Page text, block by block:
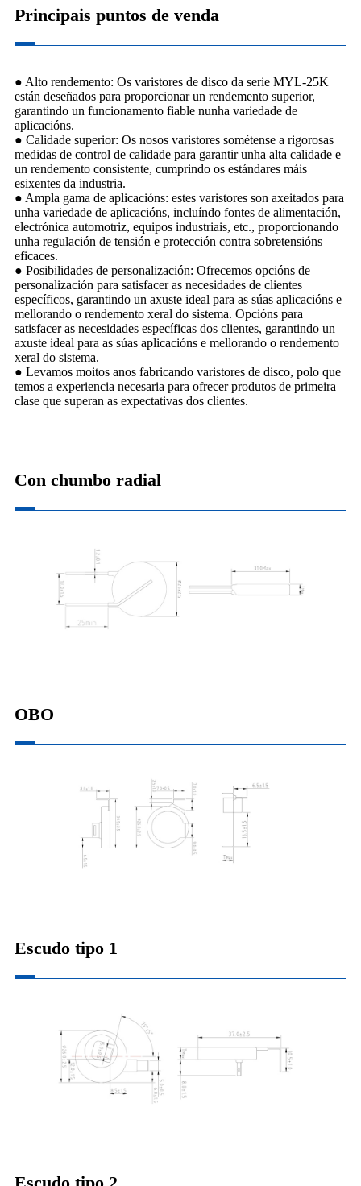
Principais puntos de venda
● Alto rendemento: Os varistores de disco da serie MYL-25K
están deseñados para proporcionar un rendemento superior,
garantindo un funcionamento fiable nunha variedade de
aplicacións.
● Calidade superior: Os nosos varistores sométense a rigorosas
medidas de control de calidade para garantir unha alta calidade e
un rendemento consistente, cumprindo os estándares máis
esixentes da industria.
● Ampla gama de aplicacións: estes varistores son axeitados para
unha variedade de aplicacións, incluíndo fontes de alimentación,
electrónica automotriz, equipos industriais, etc., proporcionando
unha regulación de tensión e protección contra sobretensións
eficaces.
● Posibilidades de personalización: Ofrecemos opcións de
personalización para satisfacer as necesidades de clientes
específicos, garantindo un axuste ideal para as súas aplicacións e
mellorando o rendemento xeral do sistema. Opcións para
satisfacer as necesidades específicas dos clientes, garantindo un
axuste ideal para as súas aplicacións e mellorando o rendemento
xeral do sistema.
● Levamos moitos anos fabricando varistores de disco, polo que
temos a experiencia necesaria para ofrecer produtos de primeira
clase que superan as expectativas dos clientes.
Con chumbo radial
OBO
Escudo tipo 1